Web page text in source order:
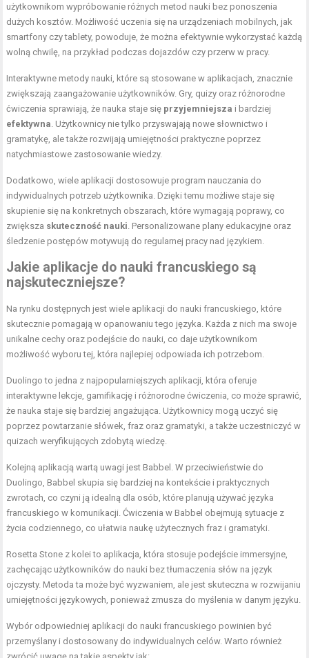
użytkownikom wypróbowanie różnych metod nauki bez ponoszenia
dużych kosztów. Możliwość uczenia się na urządzeniach mobilnych, jak
smartfony czy tablety, powoduje, że można efektywnie wykorzystać każdą
wolną chwilę, na przykład podczas dojazdów czy przerw w pracy.
Interaktywne metody nauki, które są stosowane w aplikacjach, znacznie
zwiększają zaangażowanie użytkowników. Gry, quizy oraz różnorodne
ćwiczenia sprawiają, że nauka staje się przyjemniejsza i bardziej
efektywna . Użytkownicy nie tylko przyswajają nowe słownictwo i
gramatykę, ale także rozwijają umiejętności praktyczne poprzez
natychmiastowe zastosowanie wiedzy.
Dodatkowo, wiele aplikacji dostosowuje program nauczania do
indywidualnych potrzeb użytkownika. Dzięki temu możliwe staje się
skupienie się na konkretnych obszarach, które wymagają poprawy, co
zwiększa skuteczność nauki . Personalizowane plany edukacyjne oraz
śledzenie postępów motywują do regularnej pracy nad językiem.
Jakie aplikacje do nauki francuskiego są
najskuteczniejsze?
Na rynku dostępnych jest wiele aplikacji do nauki francuskiego, które
skutecznie pomagają w opanowaniu tego języka. Każda z nich ma swoje
unikalne cechy oraz podejście do nauki, co daje użytkownikom
możliwość wyboru tej, która najlepiej odpowiada ich potrzebom.
Duolingo to jedna z najpopularniejszych aplikacji, która oferuje
interaktywne lekcje, gamifikację i różnorodne ćwiczenia, co może sprawić,
że nauka staje się bardziej angażująca. Użytkownicy mogą uczyć się
poprzez powtarzanie słówek, fraz oraz gramatyki, a także uczestniczyć w
quizach weryfikujących zdobytą wiedzę.
Kolejną aplikacją wartą uwagi jest Babbel. W przeciwieństwie do
Duolingo, Babbel skupia się bardziej na kontekście i praktycznych
zwrotach, co czyni ją idealną dla osób, które planują używać języka
francuskiego w komunikacji. Ćwiczenia w Babbel obejmują sytuacje z
życia codziennego, co ułatwia naukę użytecznych fraz i gramatyki.
Rosetta Stone z kolei to aplikacja, która stosuje podejście immersyjne,
zachęcając użytkowników do nauki bez tłumaczenia słów na język
ojczysty. Metoda ta może być wyzwaniem, ale jest skuteczna w rozwijaniu
umiejętności językowych, ponieważ zmusza do myślenia w danym języku.
Wybór odpowiedniej aplikacji do nauki francuskiego powinien być
przemyślany i dostosowany do indywidualnych celów. Warto również